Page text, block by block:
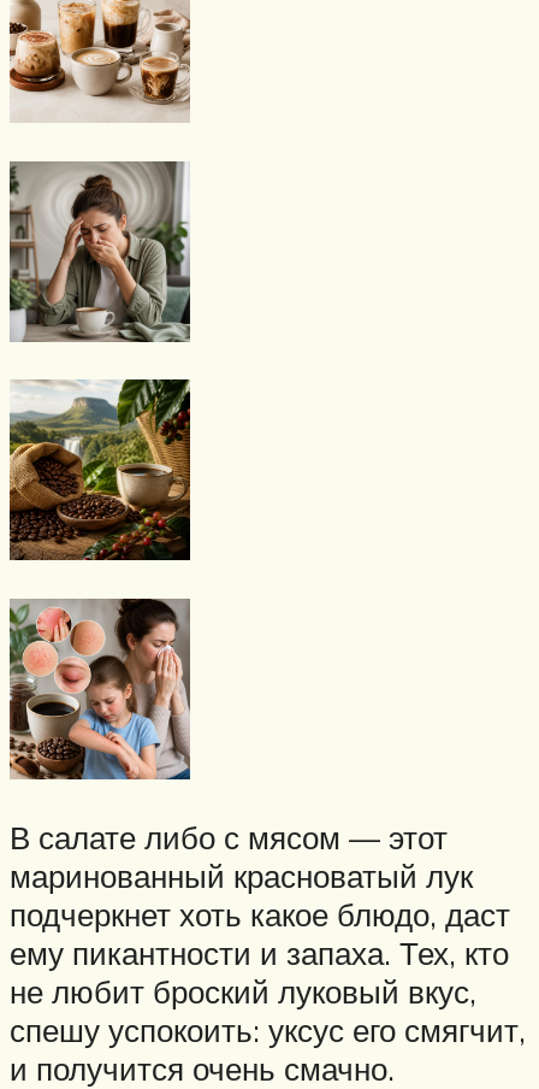
В салате либо с мясом — этот
маринованный красноватый лук
подчеркнет хоть какое блюдо, даст
ему пикантности и запаха. Тех, кто
не любит броский луковый вкус,
спешу успокоить: уксус его смягчит,
и получится очень смачно.